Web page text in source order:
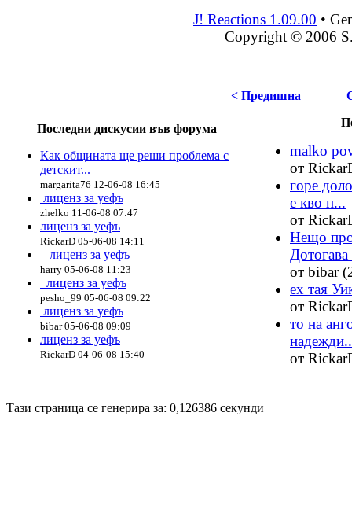
J! Reactions 1.09.00 •
Copyright © 2006
< Предишна
Последни дискусии във форума
Как общината ще реши проблема с
детскит...
margarita76 12-06-08 16:45
лиценз за уефъ
zhelko 11-06-08 07:47
лиценз за уефъ
RickarD 05-06-08 14:11
лиценз за уефъ
harry 05-06-08 11:23
лиценз за уефъ
pesho_99 05-06-08 09:22
лиценз за уефъ
bibar 05-06-08 09:09
лиценз за уефъ
RickarD 04-06-08 15:40
malko
от
горе
е кво н...
от
Нещо
от bibar
ех тая
от
то на
от
Тази страница се генерира за: 0,126386 секунди